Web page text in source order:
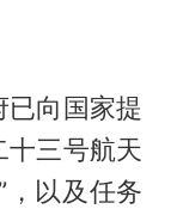
向国家提
十三号航天
，以及任务